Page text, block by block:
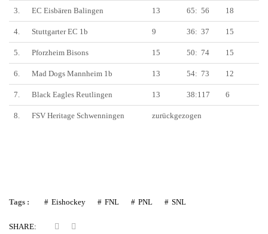
3. EC Eisbären Balingen 13 65: 56 18
4. Stuttgarter EC 1b 9 36: 37 15
5. Pforzheim Bisons 15 50: 74 15
6. Mad Dogs Mannheim 1b 13 54: 73 12
7. Black Eagles Reutlingen 13 38:117 6
8. FSV Heritage Schwenningen zurückgezogen
Tags : Eishockey FNL PNL SNL
SHARE: